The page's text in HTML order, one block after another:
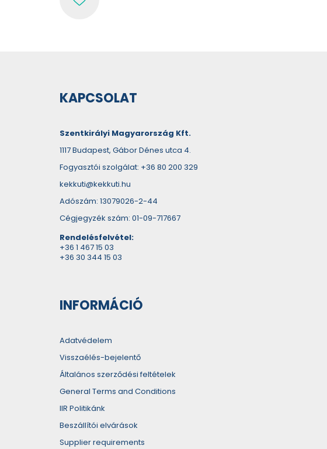
KAPCSOLAT
Szentkirályi Magyarország Kft.
1117 Budapest, Gábor Dénes utca 4.
Fogyasztói szolgálat: +36 80 200 329
kekkuti@kekkuti.hu
Adószám: 13079026-2-44
Cégjegyzék szám: 01-09-717667
Rendelésfelvétel:
+36 1 467 15 03
+36 30 344 15 03
INFORMÁCIÓ
Adatvédelem
Visszaélés-bejelentő
Általános szerződési feltételek
General Terms and Conditions
IIR Politikánk
Beszállítói elvárások
Supplier requirements